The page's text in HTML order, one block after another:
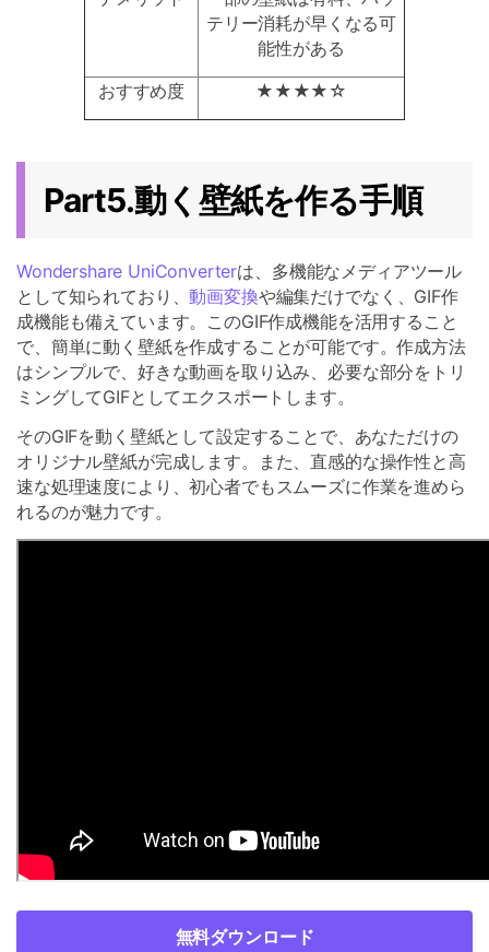
テリー消耗が早くなる可
能性がある
おすすめ度
★★★★☆
Part5.動く壁紙を作る手順
Wondershare UniConverterは、多機能なメディアツール
として知られており、動画変換や編集だけでなく、GIF作
成機能も備えています。このGIF作成機能を活用すること
で、簡単に動く壁紙を作成することが可能です。作成方法
はシンプルで、好きな動画を取り込み、必要な部分をトリ
ミングしてGIFとしてエクスポートします。
そのGIFを動く壁紙として設定することで、あなただけの
オリジナル壁紙が完成します。また、直感的な操作性と高
速な処理速度により、初心者でもスムーズに作業を進めら
れるのが魅力です。
無料ダウンロード